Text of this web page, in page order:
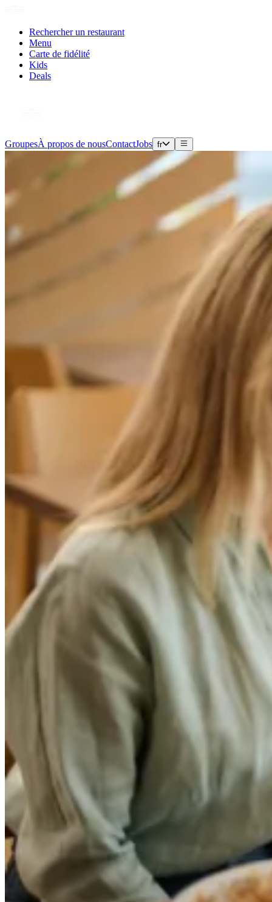
Rechercher un restaurant
Menu
Carte de fidélité
Kids
Deals
GroupesÀ propos de nousContactJobs fr